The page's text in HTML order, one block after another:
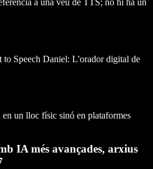
a una veu de TTS; no hi ha un
to Speech Daniel: L'orador digital de
un lloc físic sinó en plataformes
IA més avançades, arxius